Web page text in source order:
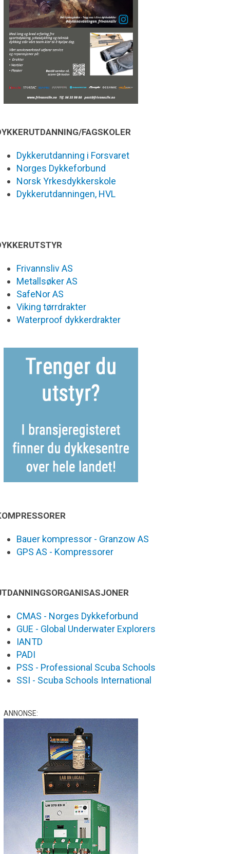
FAGSKOLER
Dykkerutdanning i Forsvaret
Norges Dykkeforbund
Norsk Yrkesdykkerskole
Dykkerutdanningen, HVL
Frivannsliv AS
Metallsøker AS
SafeNor AS
Viking tørrdrakter
Waterproof dykkerdrakter
Bauer kompressor - Granzow AS
GPS AS - Kompressorer
CMAS - Norges Dykkeforbund
GUE - Global Underwater Explorers
IANTD
PADI
PSS - Professional Scuba Schools
SSI - Scuba Schools International
ANNONSE: